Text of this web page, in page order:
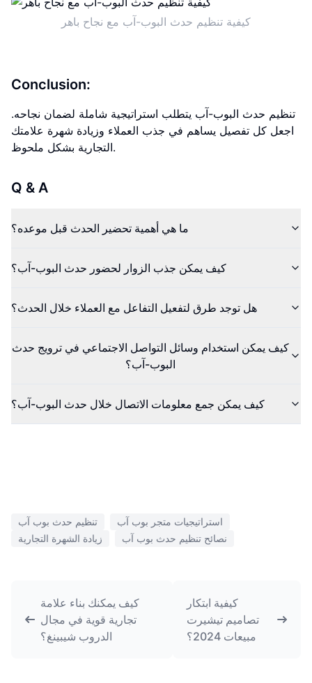
كيفية تنظيم حدث البوب-آب مع نجاح باهر
Conclusion:
تنظيم حدث البوب-آب يتطلب استراتيجية شاملة لضمان نجاحه.
اجعل كل تفصيل يساهم في جذب العملاء وزيادة شهرة علامتك
التجارية بشكل ملحوظ.
Q & A
ما هي أهمية تحضير الحدث قبل موعده؟
كيف يمكن جذب الزوار لحضور حدث البوب-آب؟
هل توجد طرق لتفعيل التفاعل مع العملاء خلال الحدث؟
كيف يمكن استخدام وسائل التواصل الاجتماعي في ترويج حدث
البوب-آب؟
كيف يمكن جمع معلومات الاتصال خلال حدث البوب-آب؟
تنظيم حدث بوب آب
استراتيجيات متجر بوب آب
زيادة الشهرة التجارية
نصائح تنظيم حدث بوب آب
كيف يمكنك بناء علامة
تجارية قوية في مجال
الدروب شيبينغ؟
كيفية ابتكار
تصاميم تيشيرت
مبيعات 2024؟